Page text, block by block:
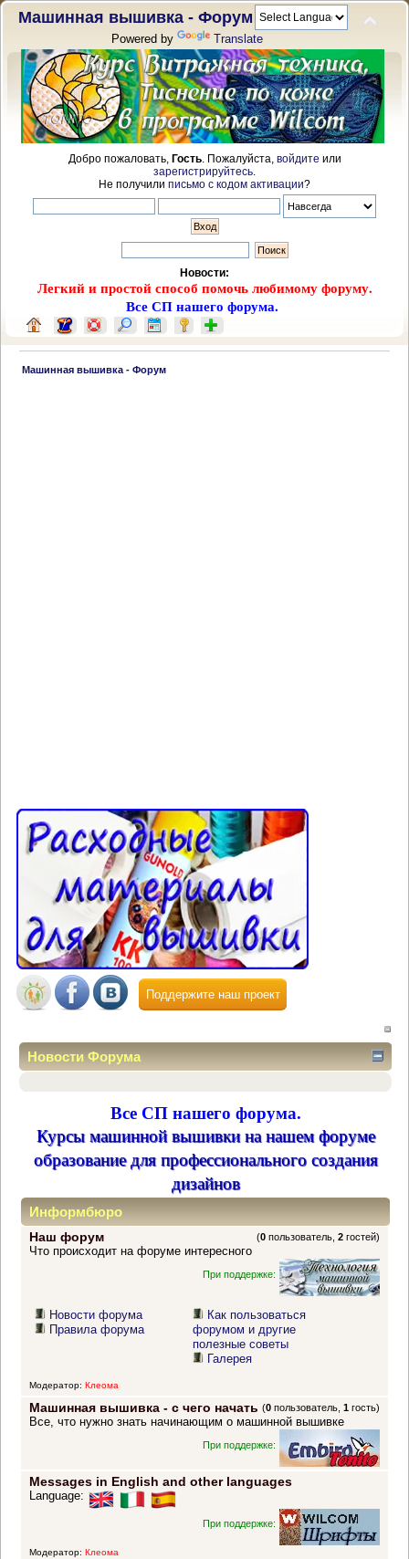
Машинная вышивка - Форум
Powered by Translate
Добро пожаловать, Гость. Пожалуйста, войдите или
зарегистрируйтесь
Не получили письмо с кодом активации?
Новости:
Легкий и простой способ помочь любимому форуму.
Все СП нашего форума.
Машинная вышивка - Форум
Поддержите наш проект
Новости Форума
Все СП нашего форума.
Курсы машинной вышивки на нашем форуме
образование для профессионального создания
дизайнов
Информбюро
Наш форум (0 пользователь,2 гостей)
Что происходит на форуме интересного
При поддержке:
Новости форума
Правила форума
Как пользоваться
форумом и другие
полезные советы
Галерея
Модератор: Клеома
Машинная вышивка - с чего начать (0 пользователь,1 гость)
Все, что нужно знать начинающим о машинной вышивке
При поддержке:
Messages in English and other languages
Language:
При поддержке:
Модератор: Клеома